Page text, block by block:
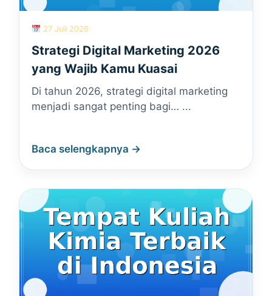
27 Juli 2026
Strategi Digital Marketing 2026
yang Wajib Kamu Kuasai
Di tahun 2026, strategi digital marketing
menjadi sangat penting bagi… ...
Baca selengkapnya →